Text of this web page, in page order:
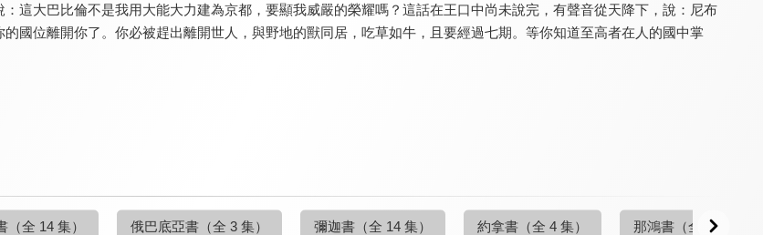
：這大巴比倫不是我用大能大力建為京都，要顯我威嚴的榮耀嗎？這話在王口中尚未說完，有聲音從天降下，說：尼布
國位離開你了。你必被趕出離開世人，與野地的獸同居，吃草如牛，且要經過七期。等你知道至高者在人的國中掌
（全 14 集） 俄巴底亞書 （全 3 集） 彌迦書 （全 14 集） 約拿書 （全 4 集） 那鴻書 （全 4 集）